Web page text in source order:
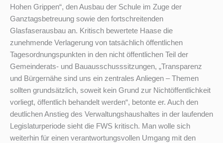
Hohen Grippen“, den Ausbau der Schule im Zuge der
Ganztagsbetreuung sowie den fortschreitenden
Glasfaserausbau an. Kritisch bewertete Haase die
zunehmende Verlagerung von tatsächlich öffentlichen
Tagesordnungspunkten in den nicht öffentlichen Teil der
Gemeinderats- und Bauausschusssitzungen, „Transparenz
und Bürgernähe sind uns ein zentrales Anliegen – Themen
sollten grundsätzlich, soweit kein Grund zur Nichtöffentlichkeit
vorliegt, öffentlich behandelt werden“, betonte er. Auch den
deutlichen Anstieg des Verwaltungshaushaltes in der laufenden
Legislaturperiode sieht die FWS kritisch. Man wolle sich
weiterhin für einen verantwortungsvollen Umgang mit den